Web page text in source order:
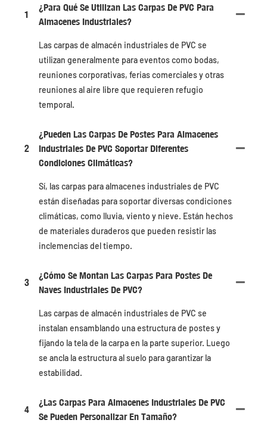
1
¿Para Qué Se Utilizan Las Carpas De PVC Para
Almacenes Industriales?
Las carpas de almacén industriales de PVC se
utilizan generalmente para eventos como bodas,
reuniones corporativas, ferias comerciales y otras
reuniones al aire libre que requieren refugio
temporal.
2
¿Pueden Las Carpas De Postes Para Almacenes
Industriales De PVC Soportar Diferentes
Condiciones Climáticas?
Sí, las carpas para almacenes industriales de PVC
están diseñadas para soportar diversas condiciones
climáticas, como lluvia, viento y nieve. Están hechos
de materiales duraderos que pueden resistir las
inclemencias del tiempo.
3
¿Cómo Se Montan Las Carpas Para Postes De
Naves Industriales De PVC?
Las carpas de almacén industriales de PVC se
instalan ensamblando una estructura de postes y
fijando la tela de la carpa en la parte superior. Luego
se ancla la estructura al suelo para garantizar la
estabilidad.
4
¿Las Carpas Para Almacenes Industriales De PVC
Se Pueden Personalizar En Tamaño?